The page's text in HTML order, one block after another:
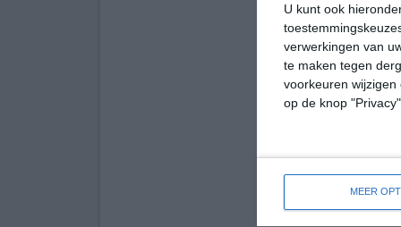
U kunt ook
verwerkingen van
te maken tegen
voorkeuren
op de knop
MEER